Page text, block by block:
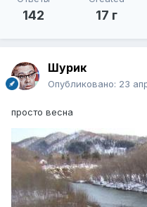
142 17 г
Шурик
Опубликовано: 23
просто весна